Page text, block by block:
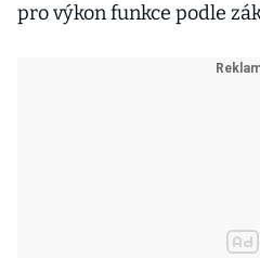
pro výkon funkce podle